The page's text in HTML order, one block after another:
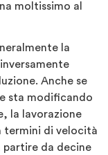
moltissimo al
la
Anche se
sta modificando
la lavorazione
termini di velocità
da decine